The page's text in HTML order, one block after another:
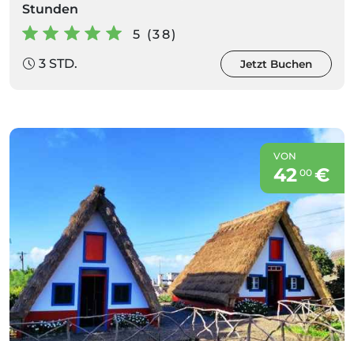
Stunden
5 (38)
3 STD.
Jetzt Buchen
VON
42 00€